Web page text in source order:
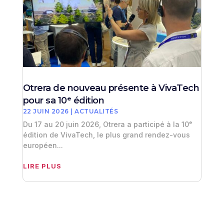
Otrera de nouveau présente à VivaTech
pour sa 10ᵉ édition
22 JUIN 2026 |ACTUALITÉS
Du 17 au 20 juin 2026, Otrera a participé à la 10ᵉ
édition de VivaTech, le plus grand rendez-vous
européen...
LIRE PLUS